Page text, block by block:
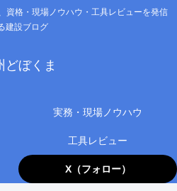
資格・現場ノウハウ・工具レビューを発信
建設ブログ
どぼくま
実務・現場ノウハウ
工具レビュー
X（フォロー）